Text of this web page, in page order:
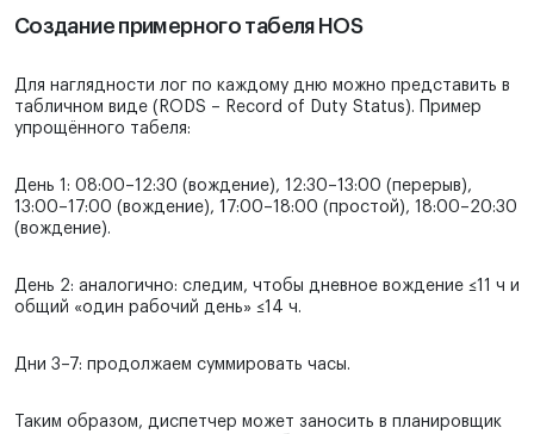
Создание примерного табеля HOS
Для наглядности лог по каждому дню можно представить в
табличном виде (RODS – Record of Duty Status). Пример
упрощённого табеля:
День 1: 08:00–12:30 (вождение), 12:30–13:00 (перерыв),
13:00–17:00 (вождение), 17:00–18:00 (простой), 18:00–20:30
(вождение).
День 2: аналогично: следим, чтобы дневное вождение ≤11 ч и
общий «один рабочий день» ≤14 ч.
Дни 3–7: продолжаем суммировать часы.
Таким образом, диспетчер может заносить в планировщик